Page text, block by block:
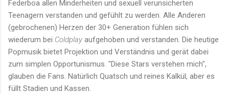
Federboa allen Minderheiten und sexuell verunsicherten
Teenagern verstanden und gefühlt zu werden. Alle Anderen
(gebrochenen) Herzen der 30+ Generation fühlen sich
wiederum bei Coldplay aufgehoben und verstanden. Die heutige
Popmusik bietet Projektion und Verständnis und gerät dabei
zum simplen Opportunismus. "Diese Stars verstehen mich",
glauben die Fans. Natürlich Quatsch und reines Kalkül, aber es
füllt Stadien und Kassen.